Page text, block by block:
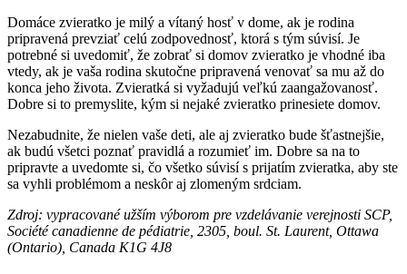
Domáce zvieratko je milý a vítaný hosť v dome, ak je rodina
pripravená prevziať celú zodpovednosť, ktorá s tým súvisí. Je
potrebné si uvedomiť, že zobrať si domov zvieratko je vhodné iba
vtedy, ak je vaša rodina skutočne pripravená venovať sa mu až do
konca jeho života. Zvieratká si vyžadujú veľkú zaangažovanosť.
Dobre si to premyslite, kým si nejaké zvieratko prinesiete domov.
Nezabudnite, že nielen vaše deti, ale aj zvieratko bude šťastnejšie,
ak budú všetci poznať pravidlá a rozumieť im. Dobre sa na to
pripravte a uvedomte si, čo všetko súvisí s prijatím zvieratka, aby ste
sa vyhli problémom a neskôr aj zlomeným srdciam.
Zdroj: vypracované užším výborom pre vzdelávanie verejnosti SCP,
Société canadienne de pédiatrie, 2305, boul. St. Laurent, Ottawa
(Ontario), Canada K1G 4J8